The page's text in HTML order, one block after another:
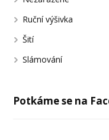
Ruční výšivka
Šití
Slámování
Potkáme se na